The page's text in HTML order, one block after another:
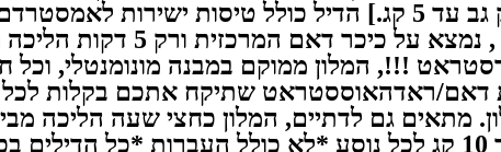
!!!, המלון ממוקם במבנה מונומנטלי, וכל
דאם/ראדהאוססטראט שתיקח אתכם בקלות